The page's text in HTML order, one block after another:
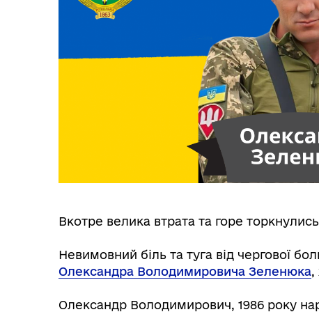
Графіки прийому громадян
Вкотре велика втрата та горе
Невимовний біль та туга від чергової
Олександра Володимировича Зеленюка,
Олександр Володимирович, 1986 року